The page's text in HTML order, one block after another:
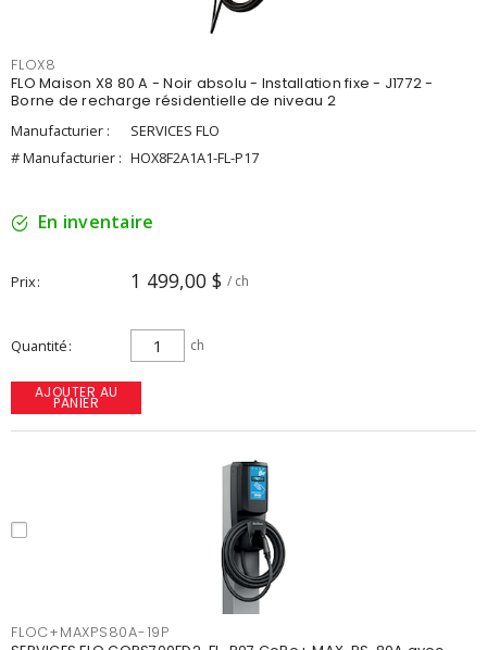
FLOX8
FLO Maison X8 80 A - Noir absolu - Installation fixe - J1772 -
Borne de recharge résidentielle de niveau 2
Manufacturier :
SERVICES FLO
# Manufacturier : HOX8F2A1A1-FL-P17
En inventaire
Prix 1 499,00 $ / ch
Quantité ch
AJOUTER AU
PANIER
FLOC+MAXPS80A-19P